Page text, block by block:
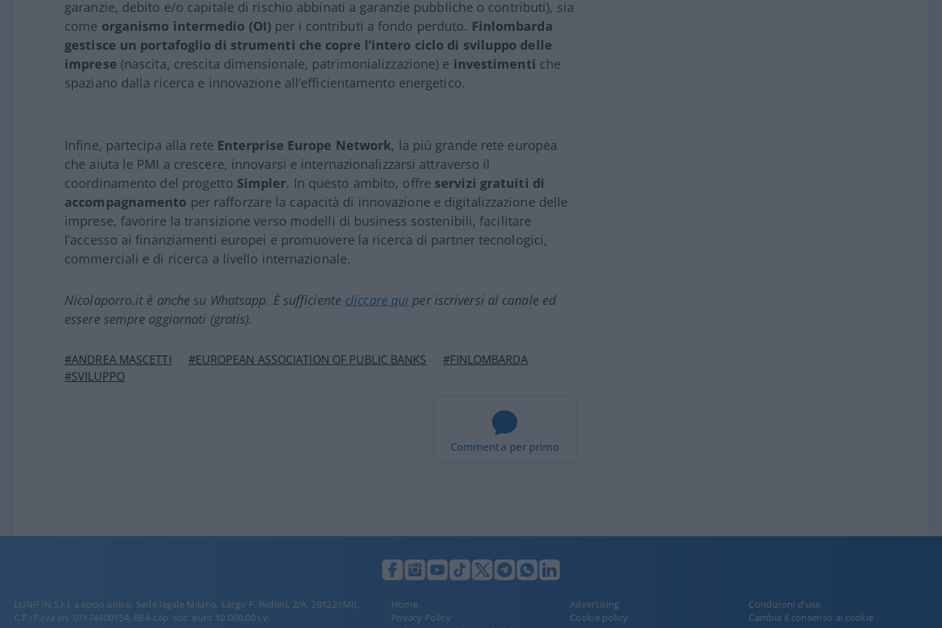
garanzie, debito e/o capitale di rischio abbinati a garanzie pubbliche o contributi), sia
come organismo intermedio (OI) per i contributi a fondo perduto. Finlombarda
gestisce un portafoglio di strumenti che copre l’intero ciclo di sviluppo delle
imprese (nascita, crescita dimensionale, patrimonializzazione) e investimenti che
spaziano dalla ricerca e innovazione all’efficientamento energetico.
Infine, partecipa alla rete Enterprise Europe Network, la più grande rete europea
che aiuta le PMI a crescere, innovarsi e internazionalizzarsi attraverso il
coordinamento del progetto Simpler. In questo ambito, offre servizi gratuiti di
accompagnamento per rafforzare la capacità di innovazione e digitalizzazione delle
imprese, favorire la transizione verso modelli di business sostenibili, facilitare
l’accesso ai finanziamenti europei e promuovere la ricerca di partner tecnologici,
commerciali e di ricerca a livello internazionale.
Nicolaporro.it è anche su Whatsapp. È sufficiente cliccare qui per iscriversi al canale ed
essere sempre aggiornati (gratis).
#ANDREA MASCETTI #EUROPEAN ASSOCIATION OF PUBLIC BANKS
#FINLOMBARDA
#SVILUPPO
Commenta per primo
LUNIFIN S.r.l. a socio unico. Sede legale Milano, Largo F. Richini, 2/A, 20122 (MI),
C.F./P.Iva en. 07174900154, REA cap. soc. euro 10.000,00 i.v.
Home Advertising
Condizioni d’uso
Privacy Policy
Cookie policy
Cambia il consenso ai cookie